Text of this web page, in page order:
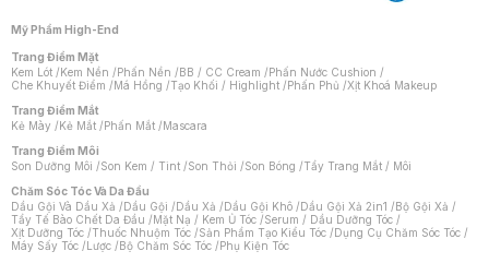
Mỹ Phẩm High-End
Trang Điểm Mặt
Kem Lót /Kem Nền /Phấn Nền /BB / CC Cream /Phấn Nước Cushion /
Che Khuyết Điểm /Má Hồng /Tạo Khối / Highlight /Phấn Phủ /Xịt Khoá Makeup
Trang Điểm Mắt
Kẻ Mày /Kẻ Mắt /Phấn Mắt /Mascara
Trang Điểm Môi
Son Dưỡng Môi /Son Kem / Tint /Son Thỏi /Son Bóng /Tẩy Trang Mắt / Môi
Chăm Sóc Tóc Và Da Đầu
Dầu Gội Và Dầu Xả /Dầu Gội /Dầu Xả /Dầu Gội Khô /Dầu Gội Xả 2in1 /Bộ Gội Xả /
Tẩy Tế Bào Chết Da Đầu /Mặt Nạ / Kem Ủ Tóc /Serum / Dầu Dưỡng Tóc /
Xịt Dưỡng Tóc /Thuốc Nhuộm Tóc /Sản Phẩm Tạo Kiểu Tóc /Dụng Cụ Chăm Sóc Tóc /
Máy Sấy Tóc /Lược /Bộ Chăm Sóc Tóc /Phụ Kiện Tóc